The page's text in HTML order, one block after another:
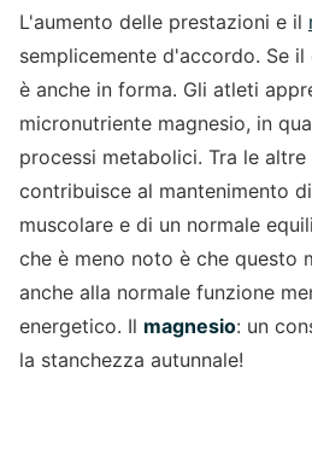
L'aumento delle prestazioni e il
semplicemente d'accordo. Se
è anche in forma. Gli atleti
micronutriente magnesio, in
processi metabolici. Tra le
contribuisce al mantenimento
muscolare e di un normale
che è meno noto è che questo
anche alla normale funzione
energetico. Il magnesio: un
la stanchezza autunnale!